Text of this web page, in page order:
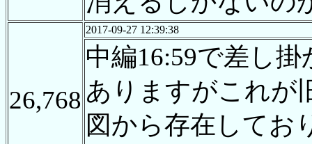
26,768
2017-09-27 12:39:38
中編16:59で差し
ありますがこれ
図から存在してお